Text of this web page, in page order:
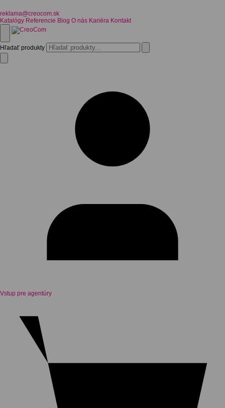
reklama@creocom.sk
Katalógy Referencie Blog O nás Kariéra Kontakt
Hľadať produkty
Vstup pre agentúry